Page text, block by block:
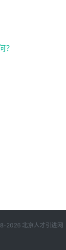
？
2026 北京人才引进网